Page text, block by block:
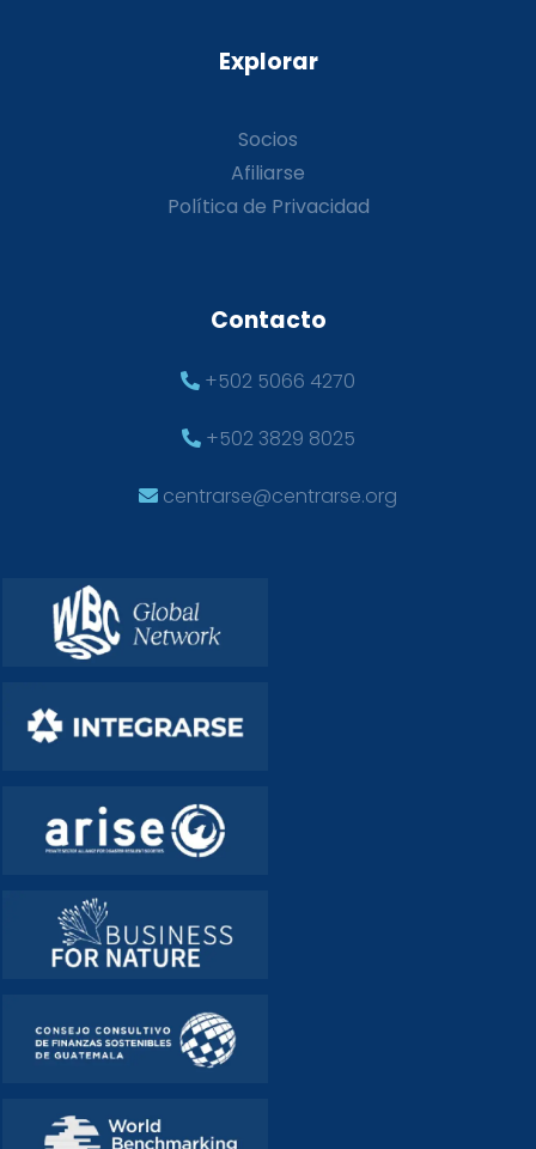
Explorar
Socios
Afiliarse
Política de Privacidad
Contacto
+502 5066 4270
+502 3829 8025
centrarse@centrarse.org